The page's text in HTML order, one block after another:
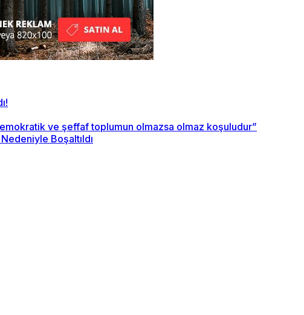
ve şeffaf toplumun olmazsa olmaz koşuludur”
Boşaltıldı